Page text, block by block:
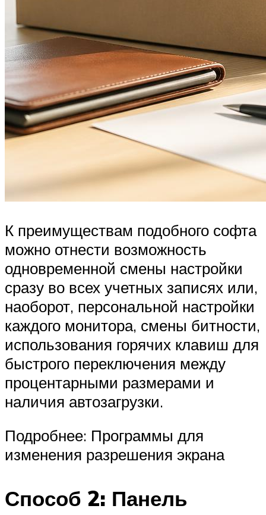
К преимуществам подобного софта
можно отнести возможность
одновременной смены настройки
сразу во всех учетных записях или,
наоборот, персональной настройки
каждого монитора, смены битности,
использования горячих клавиш для
быстрого переключения между
процентарными размерами и
наличия автозагрузки.
Подробнее: Программы для
изменения разрешения экрана
Способ 2: Панель